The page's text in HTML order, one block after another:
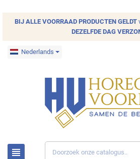
BIJ ALLE VOORRAAD PRODUCTEN GELDT
DEZELFDE DAG
Nederlands
view_headline